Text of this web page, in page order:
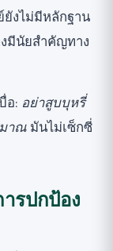
ยังไม่มีหลักฐาน
มีนัยสำคัญทาง
อ: อย่าสูบบุหรี่
าณ มันไม่เซ็กซี่
รปกป้อง